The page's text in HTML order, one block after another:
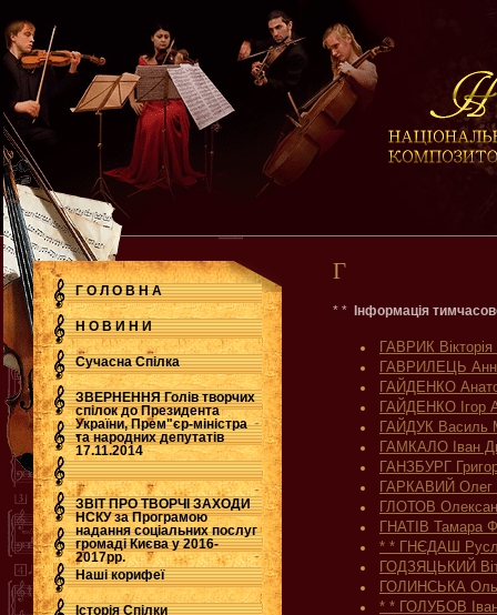
Г О Л О В Н А
Н О В И Н И
Сучасна Cпілка
ЗВЕРНЕННЯ Голів творчих
спілок до Президента
України, Прем"єр-міністра
та народних депутатів
17.11.2014
.
ЗВІТ ПРО ТВОРЧІ ЗАХОДИ
НСКУ за Програмою
надання соціальних послуг
громаді Києва у 2016-
2017рр.
.
Наші корифеї
Історія Спілки
Г
* * Інформація
ГАВРИК
ГАВРИЛЕЦЬ
ГАЙДЕНКО
ГАЙДЕНКО Ігор
ГАЙДУК Василь
ГАМКАЛО Іван
ГАНЗБУРГ
ГАРКАВИЙ Олег
ГЛОТОВ
ГНАТІВ Тамара
* * ГНЄДАШ
ГОДЗЯЦЬКИЙ
ГОЛИНСЬКА
* * ГОЛУБОВ